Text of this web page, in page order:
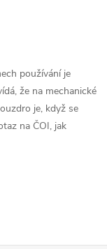
používání je
že na mechanické
je, když se
na ČOI, jak